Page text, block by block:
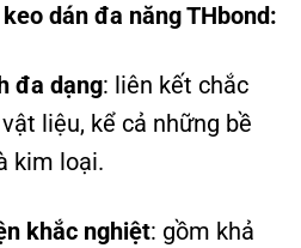
dán đa năng THbond:
đa dạng: liên kết chắc
liệu, kể cả những bề
kim loại.
khắc nghiệt: gồm khả